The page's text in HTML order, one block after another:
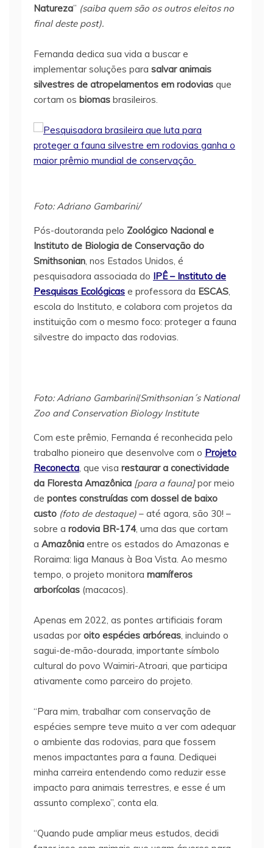
Natureza” (saiba quem são os outros eleitos no
final deste post).
Fernanda dedica sua vida a buscar e
implementar soluções para salvar animais
silvestres de atropelamentos em rodovias que
cortam os biomas brasileiros.
Foto: Adriano Gambarini/
Pós-doutoranda pelo Zoológico Nacional e
Instituto de Biologia de Conservação do
Smithsonian, nos Estados Unidos, é
pesquisadora associada do IPÊ – Instituto de
Pesquisas Ecológicas e professora da ESCAS,
escola do Instituto, e colabora com projetos da
instituição com o mesmo foco: proteger a fauna
silvestre do impacto das rodovias.
Foto: Adriano Gambarini/Smithsonian´s National
Zoo and Conservation Biology Institute
Com este prêmio, Fernanda é reconhecida pelo
trabalho pioneiro que desenvolve com o Projeto
Reconecta, que visa restaurar a conectividade
da Floresta Amazônica [para a fauna]por meio
de pontes construídas com dossel de baixo
custo (foto de destaque) – até agora, são 30! –
sobre a rodovia BR-174, uma das que cortam
a Amazônia entre os estados do Amazonas e
Roraima: liga Manaus à Boa Vista. Ao mesmo
tempo, o projeto monitora mamíferos
arborícolas (macacos).
Apenas em 2022, as pontes artificiais foram
usadas por oito espécies arbóreas, incluindo o
sagui-de-mão-dourada, importante símbolo
cultural do povo Waimiri-Atroari, que participa
ativamente como parceiro do projeto.
“Para mim, trabalhar com conservação de
espécies sempre teve muito a ver com adequar
o ambiente das rodovias, para que fossem
menos impactantes para a fauna. Dediquei
minha carreira entendendo como reduzir esse
impacto para animais terrestres, e esse é um
assunto complexo”, conta ela.
“Quando pude ampliar meus estudos, decidi